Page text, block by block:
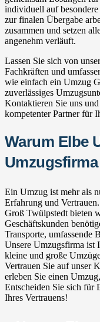
individuell auf
zur finalen Übergabe
zusammen und setzen
angenehm verläuft.
Lassen Sie sich von
Fachkräften und
wie einfach ein Umzug
zuverlässiges
Kontaktieren Sie uns
kompetenter Partner für
Warum Elbe
Ein Umzug ist mehr als
Erfahrung und
Groß Twülpstedt bieten
Geschäftskunden
Transporte, umfassende
Unsere Umzugsfirma ist
kleine und große
Vertrauen Sie auf unser
erleben Sie einen
Entscheiden Sie sich für
Ihres Vertrauens!